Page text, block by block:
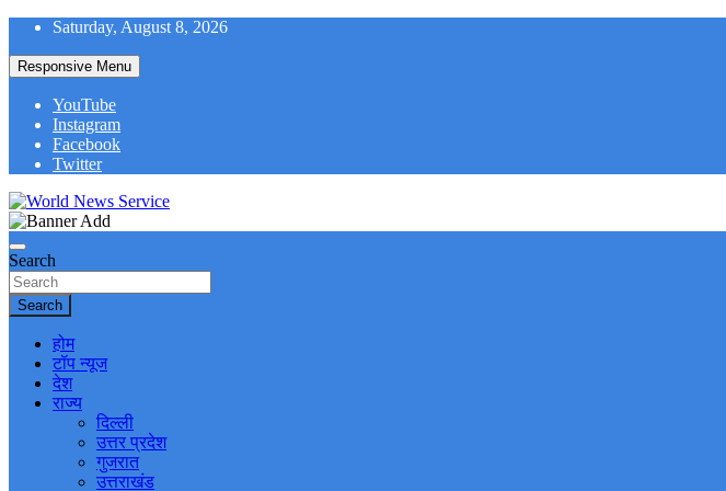
Skip
content
Saturday, August 8, 2026
Responsive Menu
YouTube
Instagram
Facebook
Twitter
World News Service
Search
Search
होम
टॉप न्यूज
देश
राज्य
दिल्ली
उत्तर प्रदेश
गुजरात
उत्तराखंड